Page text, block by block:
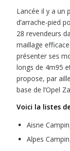
Lancée il y a un
d’arrache-pied
28 revendeurs
maillage
présenter ses
longs de 4m95
propose, par
base de l’Opel
Voici la listes
Aisne
Alpes